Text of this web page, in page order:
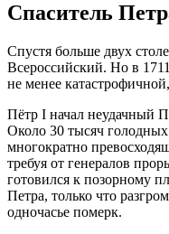
Спаситель
Спустя больше двух
Всероссийский. Но в
не менее
Пётр I начал неудачный
Около 30 тысяч
многократно
требуя от генералов
готовился к позорному
Петра, только что
одночасье померк.